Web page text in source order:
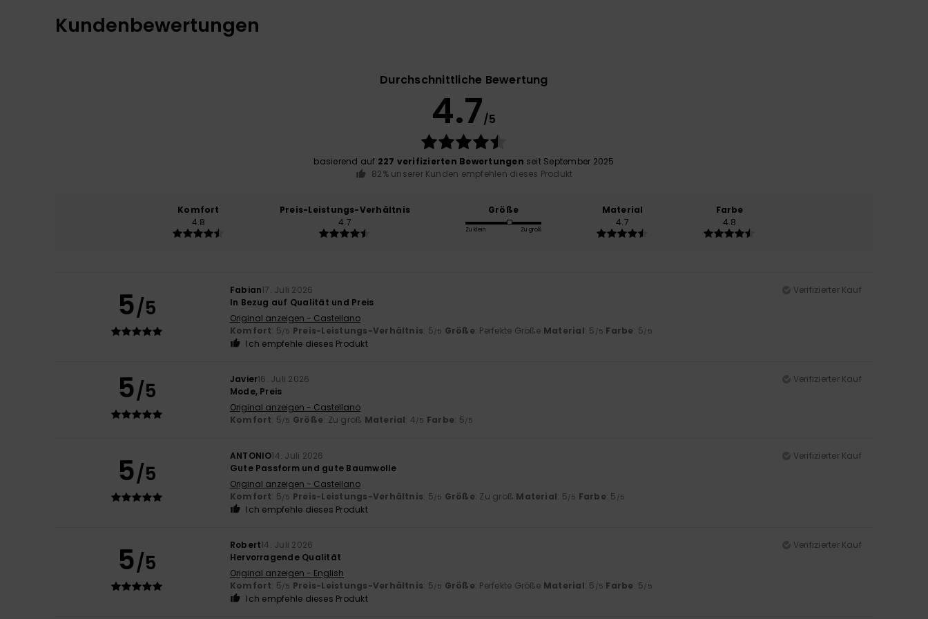
Kundenbewertungen
Durchschnittliche Bewertung
4.7/5
basierend auf 227 verifizierten Bewertungen seit September 2025
82% unserer Kunden empfehlen dieses Produkt
Komfort
4.8
Preis-Leistungs-Verhältnis
4.7
Größe
Zu klein Zu groß
Material
4.7
Farbe
4.8
5/5
Fabian17. Juli 2026
Verifizierter Kauf
In Bezug auf Qualität und Preis
Original anzeigen - Castellano
Komfort: 5/5 Preis-Leistungs-Verhältnis: 5/5 Größe: Perfekte Größe Material: 5 /5 Farbe: 5/5
Ich empfehle dieses Produkt
5/5 Javier16. Juli 2026
Verifizierter Kauf
Mode, Preis
Original anzeigen - Castellano
Komfort: 5/5 Größe: Zu groß Material: 4/5 Farbe: 5/5
5/5
ANTONIO14. Juli 2026
Verifizierter Kauf
Gute Passform und gute Baumwolle
Original anzeigen - Castellano
Komfort: 5/5 Preis-Leistungs-Verhältnis: 5/5 Größe: Zu groß Material: 5/5 Farbe: 5 /5
Ich empfehle dieses Produkt
5/5
Robert14. Juli 2026
Verifizierter Kauf
Hervorragende Qualität
Original anzeigen - English
Komfort: 5/5 Preis-Leistungs-Verhältnis: 5/5 Größe: Perfekte Größe Material: 5 /5 Farbe: 5/5
Ich empfehle dieses Produkt